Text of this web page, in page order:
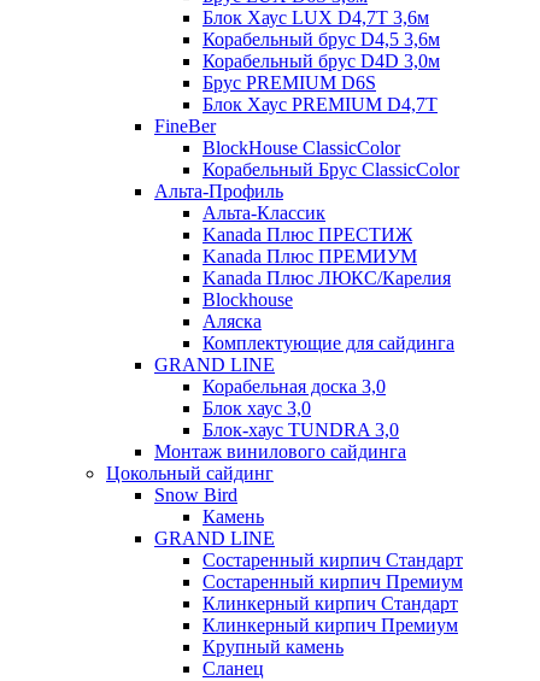
Блок Хаус LUX D4,7T 3,6м
Корабельный брус D4,5 3,6м
Корабельный брус D4D 3,0м
Брус PREMIUM D6S
Блок Хаус PREMIUM D4,7T
FineBer
BlockHouse ClassicColor
Корабельный Брус ClassicColor
Альта-Профиль
Альта-Классик
Kanada Плюс ПРЕСТИЖ
Kanada Плюс ПРЕМИУМ
Kanada Плюс ЛЮКС/Карелия
Blockhouse
Аляска
Комплектующие для сайдинга
GRAND LINE
Корабельная доска 3,0
Блок хаус 3,0
Блок-хаус TUNDRA 3,0
Монтаж винилового сайдинга
Цокольный сайдинг
Snow Bird
Камень
GRAND LINE
Состаренный кирпич Стандарт
Состаренный кирпич Премиум
Клинкерный кирпич Стандарт
Клинкерный кирпич Премиум
Крупный камень
Сланец